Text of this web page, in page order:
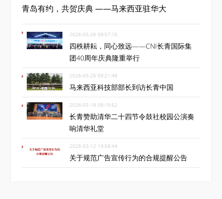
青岛有约，共贺庆典 ——马来西亚驻华大
2026-05-26 09:57:10
四秩耕耘，同心致远——CNI长青国际集
团40周年庆典隆重举行
2026-05-26 09:21:49
马来西亚科技部部长到访长青中国
2026-05-18 08:19:52
长青赞助清华二十四节令鼓社校园公演奏
响清华礼堂
2026-03-12 19:58:44
关于规范广告宣传行为的合规提醒公告